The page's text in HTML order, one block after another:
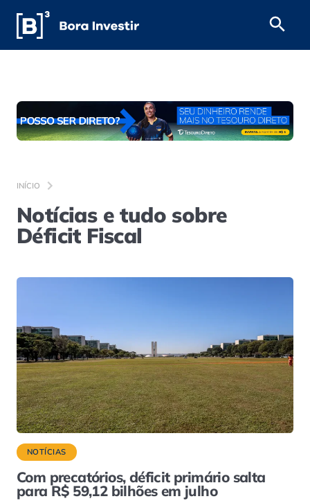
INÍCIO
Notícias e tudo sobre
Déficit Fiscal
NOTÍCIAS
Com precatórios, déficit primário salta
para R$ 59,12 bilhões em julho